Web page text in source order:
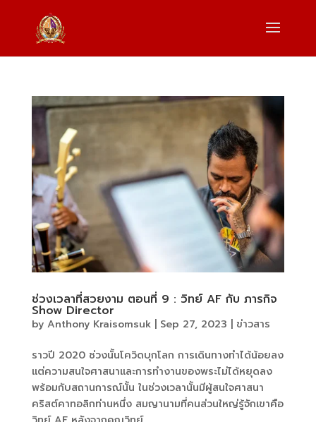
ช่วงเวลาที่สวยงาม ตอนที่ 9 : วิทย์ AF กับ ภารกิจ
Show Director
by Anthony Kraisomsuk| Sep 27, 2023 ข่าวสาร
ราวปี 2020 ช่วงนั้นโควิดบุกโลก การเดินทางทำได้น้อยลง
แต่ความสนใจศาสนาและการทำงานของพระไม่ได้หยุดลง
พร้อมกับสถานการณ์นั้น ในช่วงเวลานั้นมีผู้สนใจศาสนา
คริสต์คาทอลิกท่านหนึ่ง สมญานามที่คนส่วนใหญ่รู้จักเขาคือ